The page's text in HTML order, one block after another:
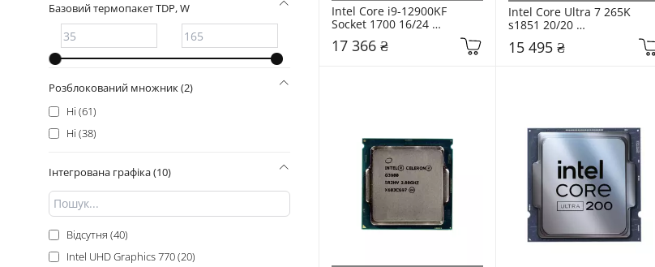
Базовий термопакет TDP, W
Розблокований множник (2)
Ні (61)
Ні (38)
Інтегрована графіка (10)
Відсутня (40)
Intel UHD Graphics 770 (20)
Intel Core i9-12900KF
Socket 1700 16/24
(CM8071504549231) Tray
17 366 ₴
Intel Core Ultra 7 265K
s1851 20/20
(AT8076806412SRQCW)
15 495 ₴